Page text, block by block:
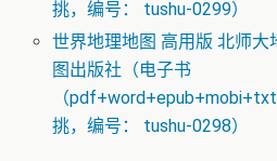
挑，编号： tushu-0299）
世界地理地图 高用版 北师大
图出版社（电子书
（
挑，编号： tushu-0298）